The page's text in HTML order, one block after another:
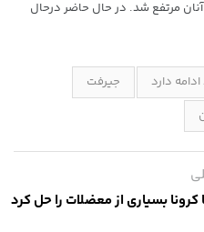
مرتفع شد. در حال حاضر درحال
دارد
جیرفت
بسیاری از معضلات را حل کرد